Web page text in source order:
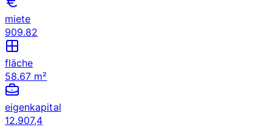
miete
909.82
fläche
58.67 m²
eigenkapital
12.907,4